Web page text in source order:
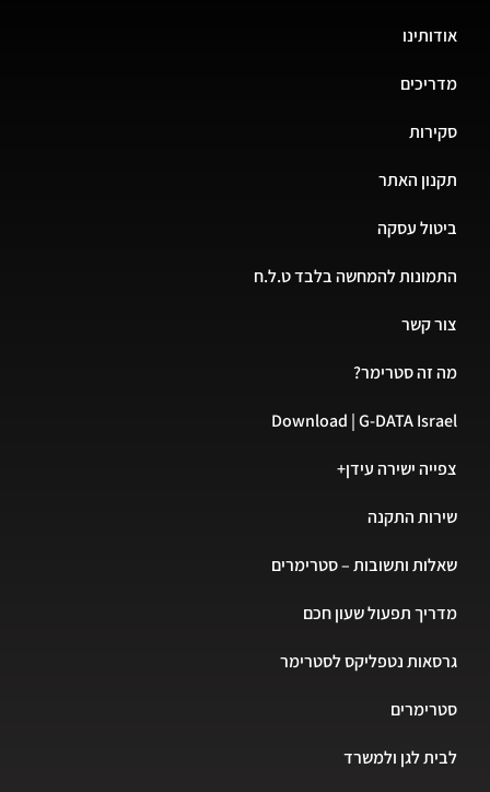
אודותינו
מדריכים
סקירות
תקנון האתר
ביטול עסקה
התמונות להמחשה בלבד ט.ל.ח
צור קשר
מה זה סטרימר?
Download | G-DATA Israel
צפייה ישירה עידן+
שירות התקנה
שאלות ותשובות – סטרימרים
מדריך תפעול שעון חכם
גרסאות נטפליקס לסטרימר
סטרימרים
לבית לגן ולמשרד